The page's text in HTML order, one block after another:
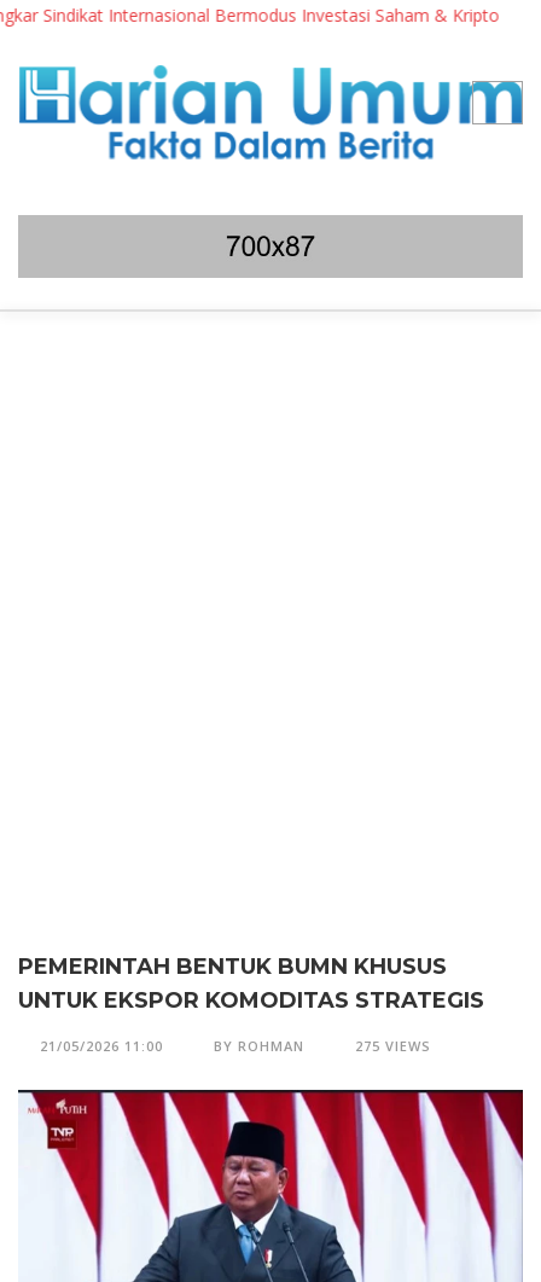
Internasional Bermodus Investasi Saham & Kripto
PEMERINTAH BENTUK BUMN KHUSUS
UNTUK EKSPOR KOMODITAS STRATEGIS
21/05/2026 11:00 BY ROHMAN 275 VIEWS